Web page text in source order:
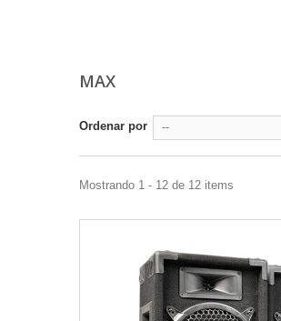
MAX
Ordenar por --
Mostrando 1 - 12 de 12 items